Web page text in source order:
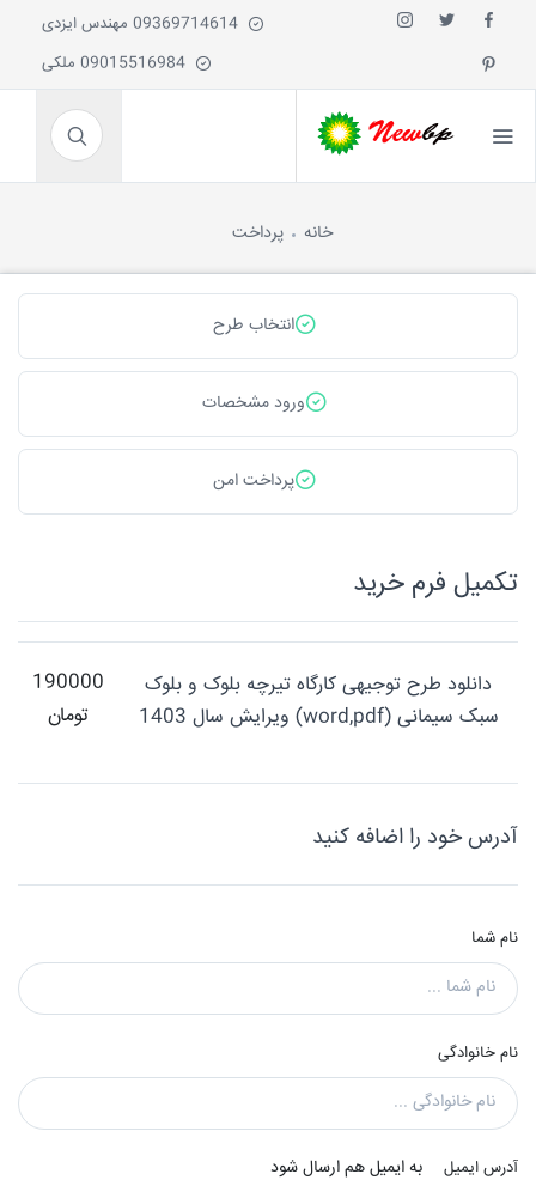
خانه پرداخت
انتخاب طرح
ورود مشخصات
پرداخت امن
تکميل فرم خريد
دانلود طرح توجیهی کارگاه تیرچه بلوک و بلوک
سبک سیمانی (word,pdf) ویرایش سال 1403
190000
تومان
آدرس خود را اضافه کنید
نام شما
نام خانوادگی
آدرس ایمیل به ایمیل هم ارسال شود